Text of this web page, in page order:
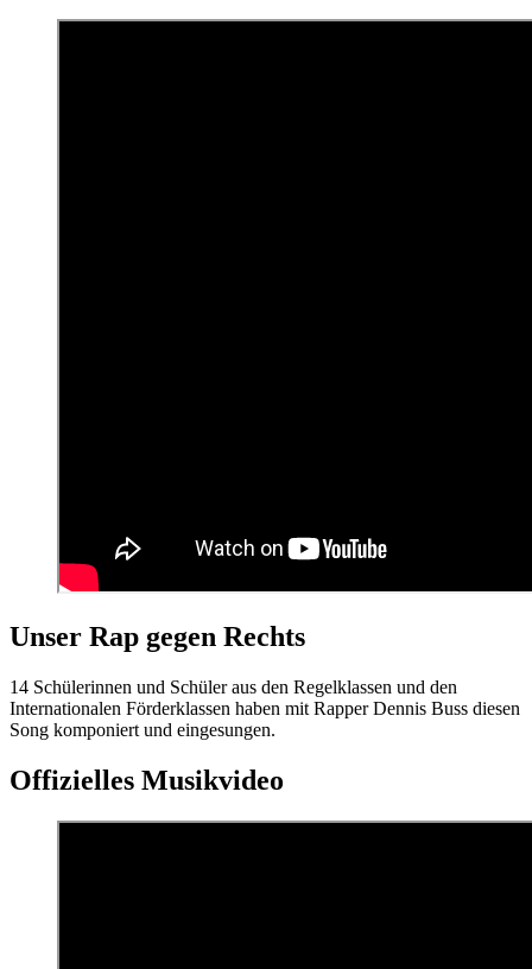
Unser Rap gegen Rechts
14 Schülerinnen und Schüler aus den Regelklassen und den
Internationalen Förderklassen haben mit Rapper Dennis Buss diesen
Song komponiert und eingesungen.
Offizielles Musikvideo